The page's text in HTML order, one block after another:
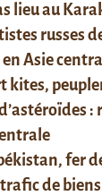
lieu au
russes
Asie
kites,
:
fer
de